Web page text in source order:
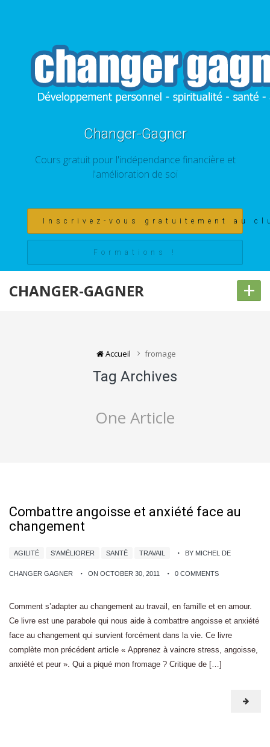
Changer-Gagner
Cours gratuit pour l'indépendance financière et
l'amélioration de soi
Inscrivez-vous gratuitement au
Formations !
CHANGER-GAGNER +
Accueil fromage
Tag Archives
One Article
Combattre angoisse et anxiété face au
changement
AGILITÉ S'AMÉLIORER SANTÉ TRAVAIL BY MICHEL DE
CHANGER GAGNER ON OCTOBER 30, 2011 0 COMMENTS
Comment s’adapter au changement au travail, en famille et en amour.
Ce livre est une parabole qui nous aide à combattre angoisse et anxiété
face au changement qui survient forcément dans la vie. Ce livre
complète mon précédent article « Apprenez à vaincre stress, angoisse,
anxiété et peur ». Qui a piqué mon fromage ? Critique de […]